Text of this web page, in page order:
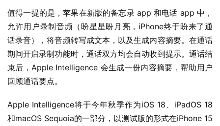
值得一提的是，苹果在新版的备忘录 app 和电话 app 中，
允许用户录制音频（盼星星盼月亮，iPhone终于盼来了通
话录音），将音频转写成文本，以及生成内容摘要。在通话
期间开启录制功能时，通话双方均会自动收到提示。通话结
束后，Apple Intelligence 会生成一份内容摘要，帮助用户
回顾通话要点。
Apple Intelligence将于今年秋季作为iOS 18、iPadOS 18
和macOS Sequoia的一部分，以测试版的形式在iPhone 15